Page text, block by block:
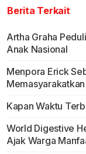
Berita Terkait
Artha Graha
Anak Nasional
Menpora Erick
Kapan Waktu
World Digestive
Ajak Warga